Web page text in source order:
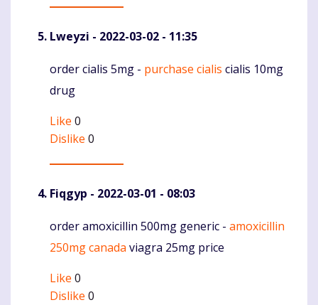
Lweyzi - 2022-03-02 - 11:35
Komentaras
order cialis 5mg - purchase cialis cialis 10mg
drug
Like 0
Dislike 0
Fiqgyp - 2022-03-01 - 08:03
Komentaras
order amoxicillin 500mg generic - amoxicillin
250mg canada viagra 25mg price
Like 0
Dislike 0